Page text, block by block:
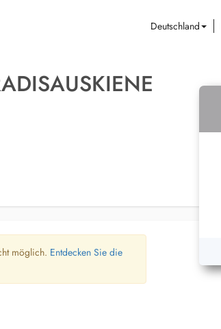
Deutschland
möglich. Entdecken Sie die